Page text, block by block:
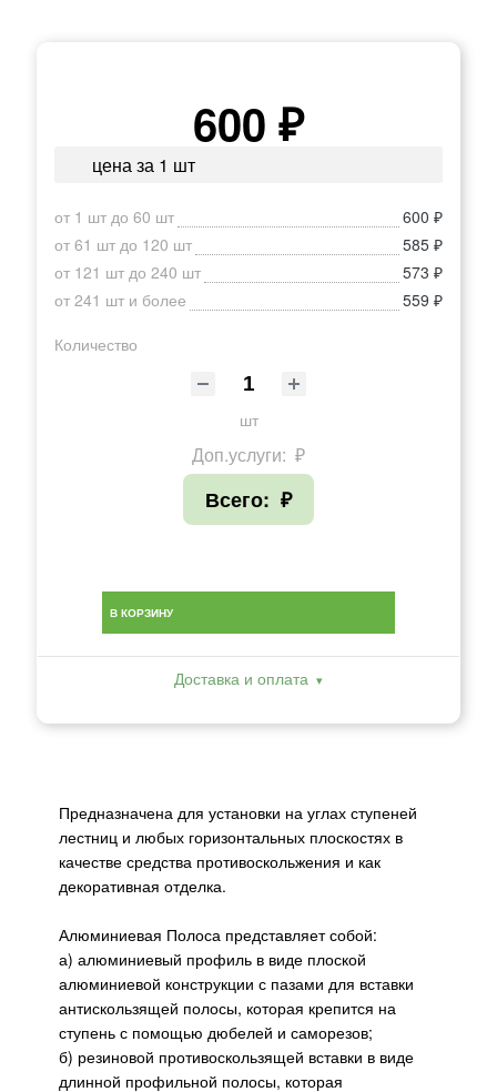
600 ₽
цена за 1 шт
от 1 шт до 60 шт
600 ₽
от 61 шт до 120 шт
585 ₽
от 121 шт до 240 шт
573 ₽
от 241 шт и более
559 ₽
Количество
шт
Доп.услуги: ₽
Всего: ₽
В КОРЗИНУ
Доставка и оплата
Предназначена для установки на углах ступеней
лестниц и любых горизонтальных плоскостях в
качестве средства противоскольжения и как
декоративная отделка.
Алюминиевая Полоса представляет собой:
а) алюминиевый профиль в виде плоской
алюминиевой конструкции с пазами для вставки
антискользящей полосы, которая крепится на
ступень с помощью дюбелей и саморезов;
б) резиновой противоскользящей вставки в виде
длинной профильной полосы, которая